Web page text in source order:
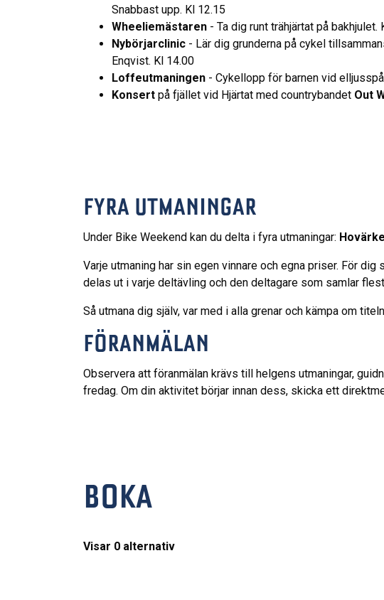
Snabbast upp. Kl 12.15
Wheeliemästaren - Ta dig runt trähjärtat på bakhjulet.
Nybörjarclinic - Lär dig grunderna på cykel
Enqvist. Kl 14.00
Loffeutmaningen - Cykellopp för barnen vid
Konsert på fjället vid Hjärtat med countrybandet Out
FYRA UTMANINGAR
Under Bike Weekend kan du delta i fyra utmaningar:
Varje utmaning har sin egen vinnare och egna priser. För
delas ut i varje deltävling och den deltagare som samlar
Så utmana dig själv, var med i alla grenar och kämpa om
FÖRANMÄLAN
Observera att föranmälan krävs till helgens utmaningar,
fredag. Om din aktivitet börjar innan dess, skicka ett
BOKA
Visar 0 alternativ